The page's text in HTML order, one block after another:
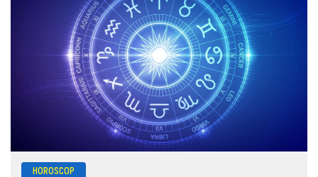
HOROSCOP